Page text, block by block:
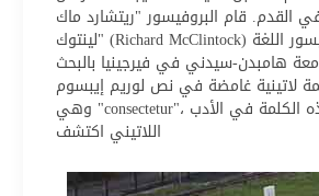
في القدم. قام البروفيسور "ريتشارد ماك
لينتوك" (Richard McClintock) وهو بروفيسور اللغة
هامبدن-سيدني في فيرجينيا بالبحث
لاتينية غامضة في نص لوريم إيبسوم
وهي "consectetur"، وخلال تتبعه لهذه الكلمة في الأدب